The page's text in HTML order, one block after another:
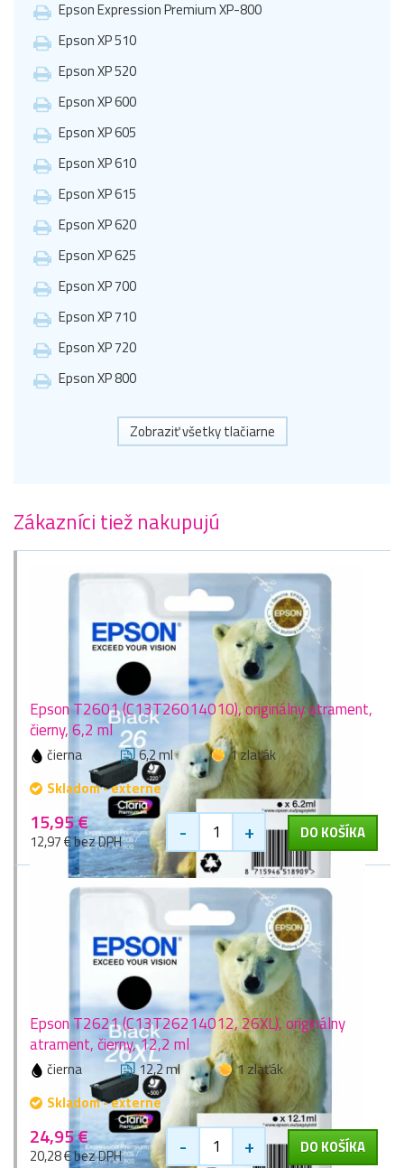
Epson Expression Premium XP-800
Epson XP 510
Epson XP 520
Epson XP 600
Epson XP 605
Epson XP 610
Epson XP 615
Epson XP 620
Epson XP 625
Epson XP 700
Epson XP 710
Epson XP 720
Epson XP 800
Zobraziť všetky tlačiarne
Zákazníci tiež nakupujú
Epson T2601 (C13T26014010), originálny atrament,
čierny, 6,2 ml
čierna 6,2 ml
1 zlaťák
Skladom - externe
15,95 €
12,97 € bez DPH - + DO KOŠÍKA
Epson T2621 (C13T26214012, 26XL), originálny
atrament, čierny, 12,2 ml
čierna 12,2 ml
1 zlaťák
Skladom - externe
24,95 €
20,28 € bez DPH - + DO KOŠÍKA